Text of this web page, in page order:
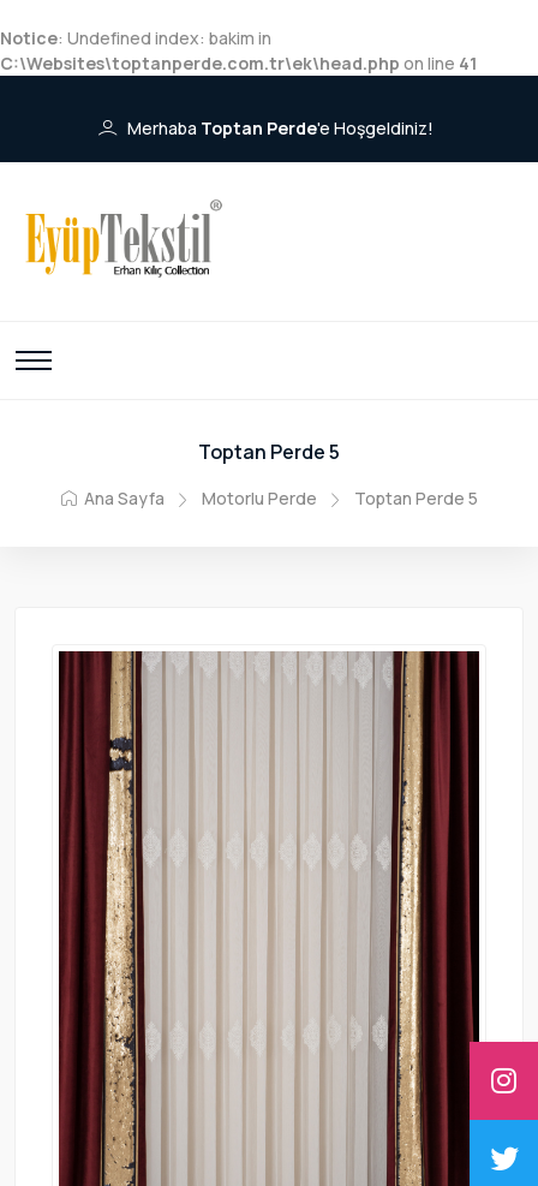
Notice: Undefined index: bakim in
C:\Websites\toptanperde.com.tr\ek\head.php on line 41
Merhaba Toptan Perde'e Hoşgeldiniz!
Toptan Perde 5
Ana Sayfa Motorlu Perde Toptan Perde 5